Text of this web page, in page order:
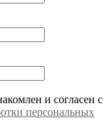
и согласен с
персональных